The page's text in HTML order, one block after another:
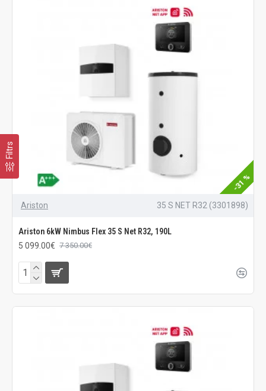
-31 %
Ariston 35 S NET R32 (3301898)
Ariston 6kW Nimbus Flex 35 S Net R32, 190L
5 099.00€ 7 350.00€
Filtrs